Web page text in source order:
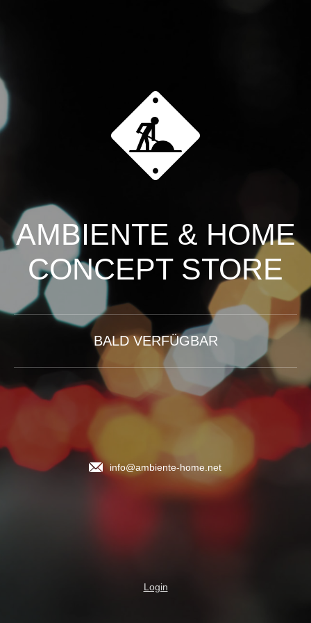
AMBIENTE & HOME
CONCEPT STORE
BALD VERFÜGBAR
info@ambiente-home.net
Login